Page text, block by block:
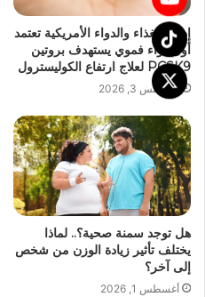
إدارة الغذاء والدواء الأمريكية تعتمد
أول دواء فموي يستهدف بروتين
PCSK9 لعلاج ارتفاع الكوليسترول
أغسطس 3, 2026
هل توجد سمنة صحية؟.. لماذا
يختلف تأثير زيادة الوزن من شخص
إلى آخر؟
أغسطس 1, 2026